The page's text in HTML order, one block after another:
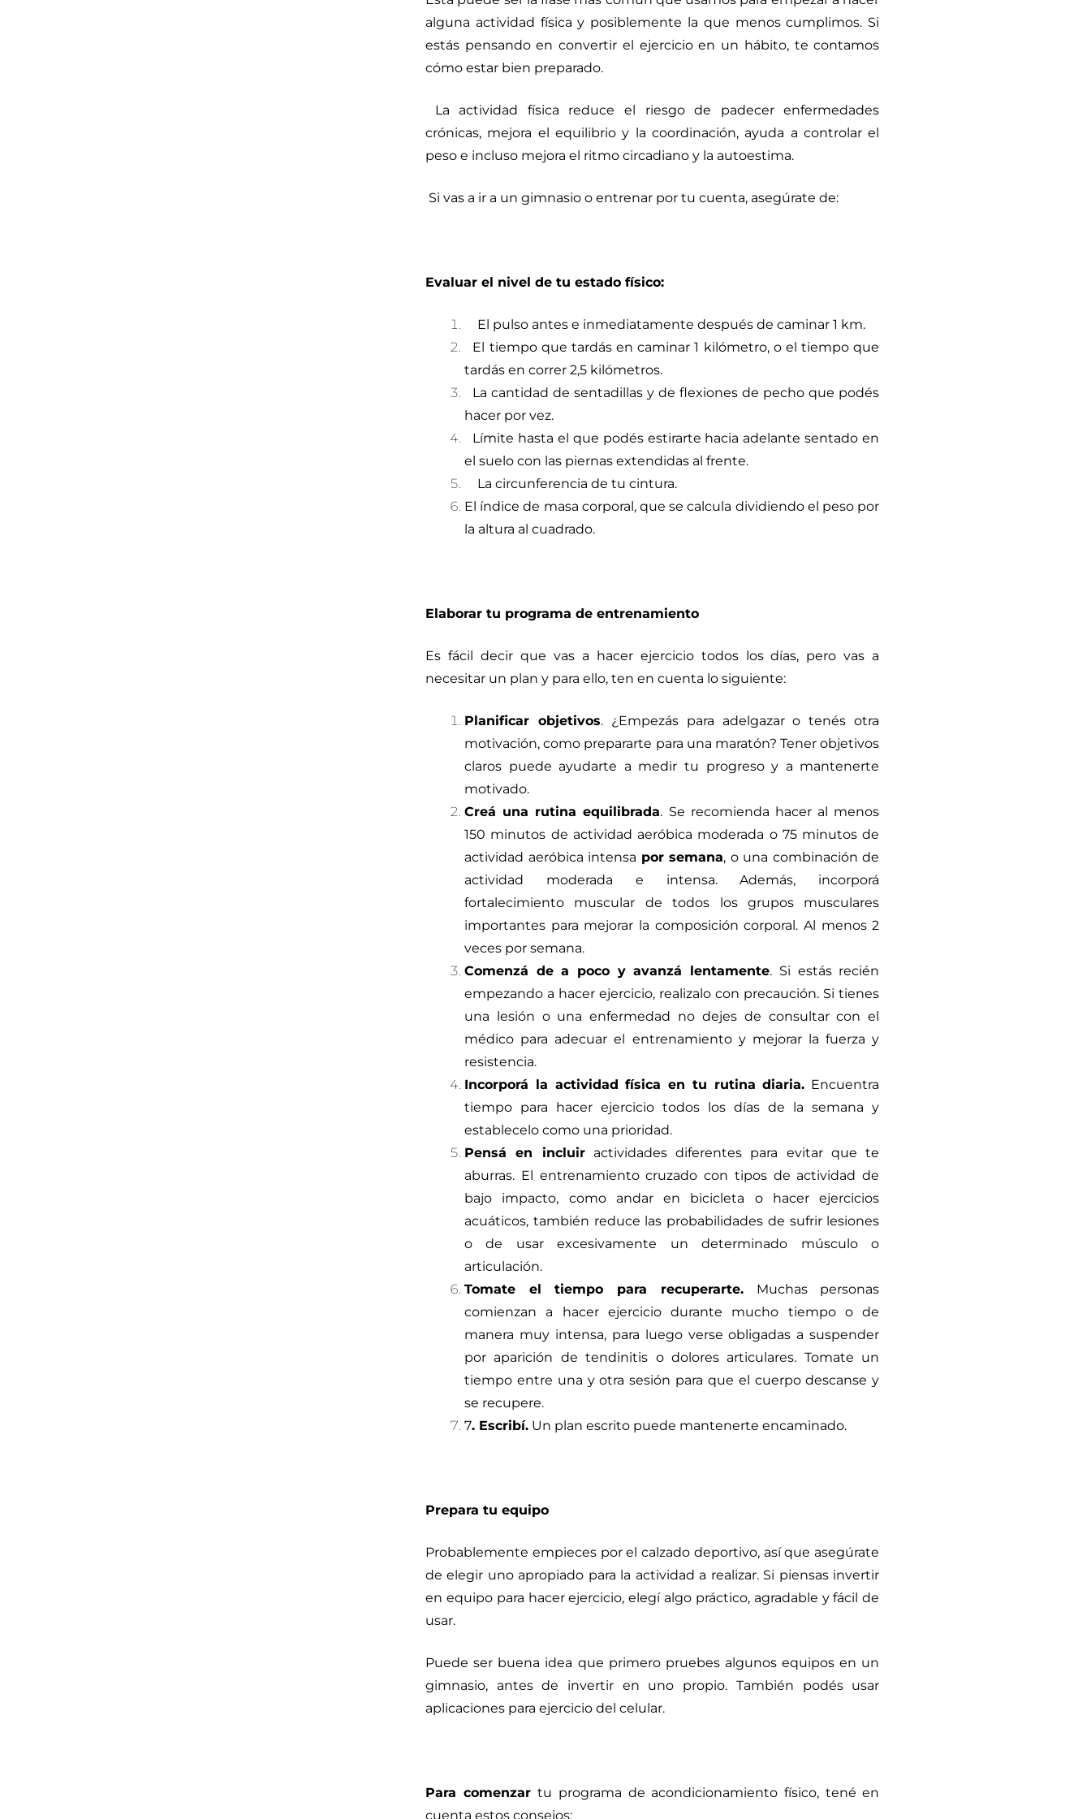
alguna actividad física y posiblemente la que menos cumplimos. Si
estás pensando en convertir el ejercicio en un hábito, te contamos
cómo estar bien preparado.
La actividad física reduce el riesgo de padecer enfermedades
crónicas, mejora el equilibrio y la coordinación, ayuda a controlar el
peso e incluso mejora el ritmo circadiano y la autoestima.
Si vas a ir a un gimnasio o entrenar por tu cuenta, asegúrate de:
Evaluar el nivel de tu estado físico:
El pulso antes e inmediatamente después de caminar 1 km.
El tiempo que tardás en caminar 1 kilómetro, o el tiempo que
tardás en correr 2,5 kilómetros.
La cantidad de sentadillas y de flexiones de pecho que podés
hacer por vez.
Límite hasta el que podés estirarte hacia adelante sentado en
el suelo con las piernas extendidas al frente.
La circunferencia de tu cintura.
El índice de masa corporal, que se calcula dividiendo el peso por
la altura al cuadrado.
Elaborar tu programa de entrenamiento
Es fácil decir que vas a hacer ejercicio todos los días, pero vas a
necesitar un plan y para ello, ten en cuenta lo siguiente:
Planificar objetivos. ¿Empezás para adelgazar o tenés otra
motivación, como prepararte para una maratón? Tener objetivos
claros puede ayudarte a medir tu progreso y a mantenerte
motivado.
Creá una rutina equilibrada. Se recomienda hacer al menos
150 minutos de actividad aeróbica moderada o 75 minutos de
actividad aeróbica intensa por semana, o una combinación de
actividad moderada e intensa. Además, incorporá
fortalecimiento muscular de todos los grupos musculares
importantes para mejorar la composición corporal. Al menos 2
veces por semana.
Comenzá de a poco y avanzá lentamente. Si estás recién
empezando a hacer ejercicio, realizalo con precaución. Si tienes
una lesión o una enfermedad no dejes de consultar con el
médico para adecuar el entrenamiento y mejorar la fuerza y
resistencia.
Incorporá la actividad física en tu rutina diaria. Encuentra
tiempo para hacer ejercicio todos los días de la semana y
establecelo como una prioridad.
Pensá en incluiractividades diferentes para evitar que te
aburras. El entrenamiento cruzado con tipos de actividad de
bajo impacto, como andar en bicicleta o hacer ejercicios
acuáticos, también reduce las probabilidades de sufrir lesiones
o de usar excesivamente un determinado músculo o
articulación.
Tomate el tiempo para recuperarte.Muchas personas
comienzan a hacer ejercicio durante mucho tiempo o de
manera muy intensa, para luego verse obligadas a suspender
por aparición de tendinitis o dolores articulares. Tomate un
tiempo entre una y otra sesión para que el cuerpo descanse y
se recupere.
7. Escribí. Un plan escrito puede mantenerte encaminado.
Prepara tu equipo
Probablemente empieces por el calzado deportivo, así que asegúrate
de elegir uno apropiado para la actividad a realizar. Si piensas invertir
en equipo para hacer ejercicio, elegí algo práctico, agradable y fácil de
usar.
Puede ser buena idea que primero pruebes algunos equipos en un
gimnasio, antes de invertir en uno propio. También podés usar
aplicaciones para ejercicio del celular.
Para comenzartu programa de acondicionamiento físico, tené en
cuenta estos consejos: